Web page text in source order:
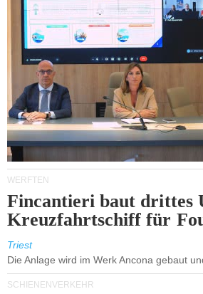
WERFTEN
Fincantieri baut drittes
Kreuzfahrtschiff für
Triest
Die Anlage wird im Werk Ancona gebaut
SCHIENENVERKEHR